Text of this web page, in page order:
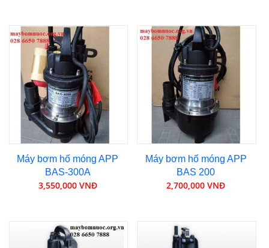
Máy bơm hố móng APP
BAS-300A
3,550,000 VNĐ
Máy bơm hố móng APP
BAS 200
2,700,000 VNĐ